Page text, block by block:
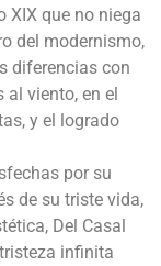
XIX que no niega
del modernismo,
diferencias con
al viento, en el
y el logrado
por su
de su triste vida,
Del Casal
infinita